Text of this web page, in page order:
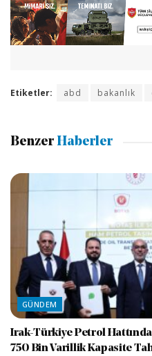
Etiketler: abd bakanlık
Benzer Haberler
GÜNDEM
Irak-Türkiye Petrol
750 Bin Varillik Kapasite